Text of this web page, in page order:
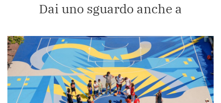
Dai uno sguardo anche a